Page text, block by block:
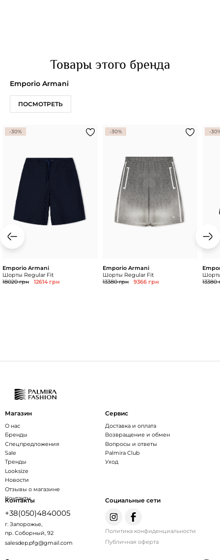
Товары этого бренда
Emporio Armani
ПОСМОТРЕТЬ
-30%
Emporio Armani
Шорты Regular Fit
18020 грн
12614 грн
-30%
Emporio Armani
Шорты Regular Fit
13380 грн
9366 грн
-
13380
Магазин
О нас
Бренды
Спецпредложения
Sale
Тренды
Looksize
Новости
Отзывы о магазине
Контакты
Сервис
Доставка и оплата
Возвращение и обмен
Вопросы и ответы
Palmira Club
Уход
Контакты
+38(050)4840005
г. Запорожье,
пр. Соборный, 92
salesdep.pfg@gmail.com
Социальные сети
Политика конфиденциальности
Публичная оферта